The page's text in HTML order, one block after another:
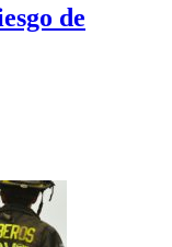
de